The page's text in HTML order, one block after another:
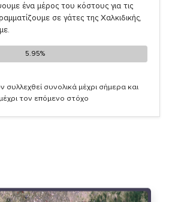
ένα μέρος του κόστους για τις
σε γάτες της Χαλκιδικής,
5.95%
5.95%
συλλεχθεί συνολικά μέχρι σήμερα και
τον επόμενο στόχο